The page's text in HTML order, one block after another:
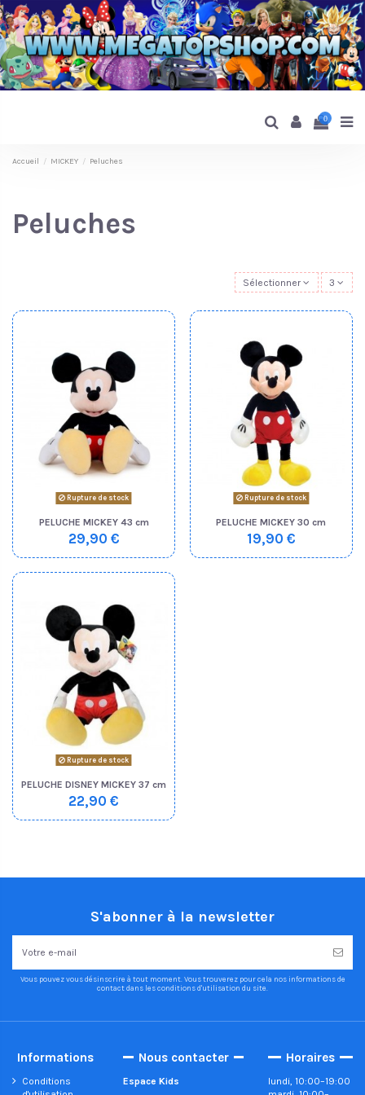
0
Accueil MICKEY Peluches
Peluches
Sélectionner 3
Rupture de stock
PELUCHE MICKEY 43 cm
29,90 €
Rupture de stock
PELUCHE MICKEY 30 cm
19,90 €
Rupture de stock
PELUCHE DISNEY MICKEY 37 cm
22,90 €
S'abonner à la newsletter
Vous pouvez vous désinscrire à tout moment. Vous trouverez pour cela nos informations de
contact dans les conditions d'utilisation du site.
Informations
Conditions
Nous contacter
Espace Kids
Horaires
lundi, 10:00–19:00